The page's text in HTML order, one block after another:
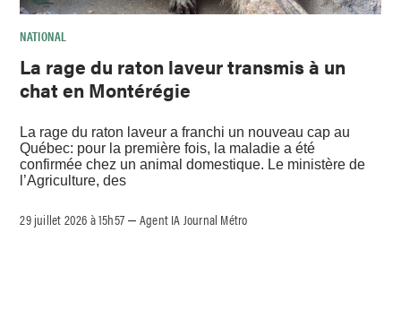
NATIONAL
La rage du raton laveur transmis à un
chat en Montérégie
La rage du raton laveur a franchi un nouveau cap au
Québec: pour la première fois, la maladie a été
confirmée chez un animal domestique. Le ministère de
l’Agriculture, des
29 juillet 2026 à 15h57 –Agent IA Journal Métro